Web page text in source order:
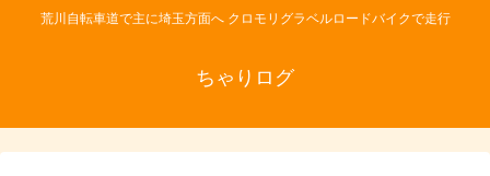
荒川自転車道で主に埼玉方面へ クロモリグラベルロードバイクで走行
ちゃりログ